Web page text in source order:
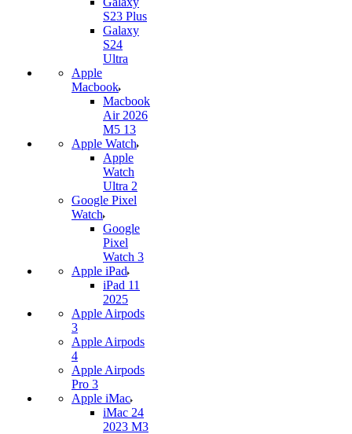
S23 Plus
Galaxy
S24
Ultra
Apple
Macbook
Macbook
Air 2026
M5 13
Apple Watch
Apple
Watch
Ultra 2
Google Pixel
Watch
Google
Pixel
Watch 3
Apple iPad
iPad 11
2025
Apple Airpods
3
Apple Airpods
4
Apple Airpods
Pro 3
Apple iMac
iMac 24
2023 M3